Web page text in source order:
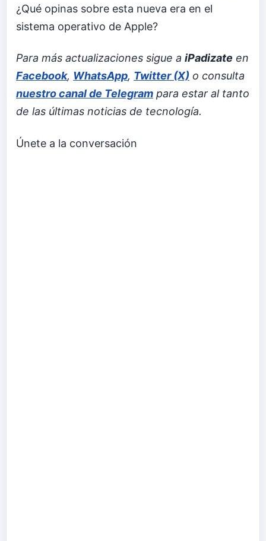
¿Qué opinas sobre esta nueva era en el
sistema operativo de Apple?
Para más actualizaciones sigue a iPadizate en
Facebook, WhatsApp, Twitter (X) o consulta
nuestro canal de Telegram para estar al tanto
de las últimas noticias de tecnología.
Únete a la conversación